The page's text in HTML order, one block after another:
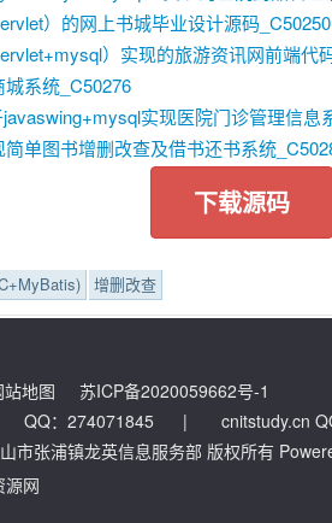
）的网上书城毕业设计源码_C50250
）实现的旅游资讯网前端代
系统_C50276
javaswing+mysql实现医院门诊管理信息
单图书增删改查及借书还书系统
下载源码
增删改查
站地图
苏ICP备2020059662号-1
QQ：274071845
|
cnitstudy.cn
市张浦镇龙英信息服务部 版权所有
源网